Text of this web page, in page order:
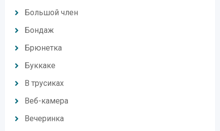
Большой член
Бондаж
Брюнетка
Буккаке
В трусиках
Веб-камера
Вечеринка